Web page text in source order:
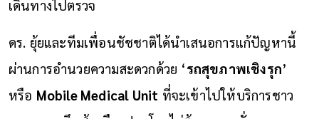
เดินทางไปตรวจ
ดร. ยุ้ยและทีมเพื่อนชัชชาติได้นำเสนอการแก้ปัญหานี้
ผ่านการอำนวยความสะดวกด้วย ‘รถสุขภาพเชิงรุก’
หรือ Mobile Medical Unit ที่จะเข้าไปให้บริการชาว